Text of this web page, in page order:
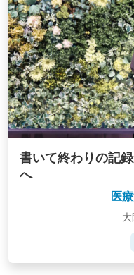
書いて終わりの記
へ
医